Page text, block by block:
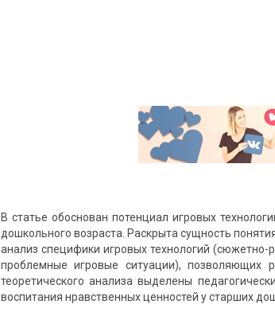
В статье обоснован потенциал игровых
дошкольного возраста. Раскрыта сущность
анализ специфики игровых технологий
проблемные игровые ситуации), позволяющих
теоретического анализа выделены
воспитания нравственных ценностей у старших